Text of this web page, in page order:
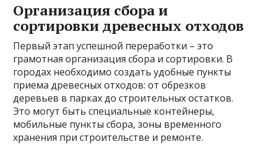
Организация сбора и
сортировки древесных отходов
Первый этап успешной переработки – это
грамотная организация сбора и сортировки. В
городах необходимо создать удобные пункты
приема древесных отходов: от обрезков
деревьев в парках до строительных остатков.
Это могут быть специальные контейнеры,
мобильные пункты сбора, зоны временного
хранения при строительстве и ремонте.